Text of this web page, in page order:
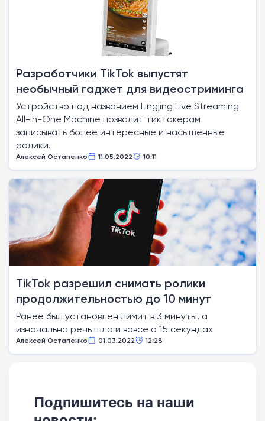
Разработчики TikTok выпустят
необычный гаджет для видеостриминга
Устройство под названием Lingjing Live Streaming
All-in-One Machine позволит тиктокерам
записывать более интересные и насыщенные
ролики.
Алексей Остапенко 11.05.2022 10:11
TikTok разрешил снимать ролики
продолжительностью до 10 минут
Ранее был установлен лимит в 3 минуты, а
изначально речь шла и вовсе о 15 секундах
Алексей Остапенко 01.03.2022 12:28
Подпишитесь на наши